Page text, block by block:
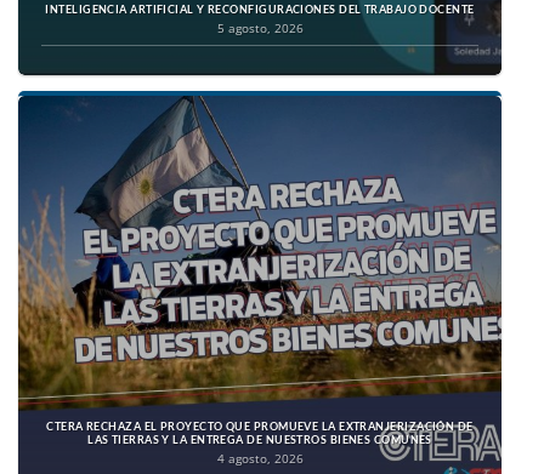
INTELIGENCIA ARTIFICIAL Y RECONFIGURACIONES DEL TRABAJO DOCENTE
5 agosto, 2026
CTERA RECHAZA EL PROYECTO QUE PROMUEVE LA EXTRANJERIZACIÓN DE
LAS TIERRAS Y LA ENTREGA DE NUESTROS BIENES COMUNES
4 agosto, 2026